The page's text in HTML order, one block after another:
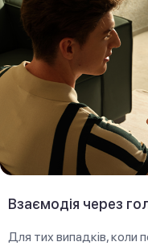
Взаємодія через
Для тих випадків, коли